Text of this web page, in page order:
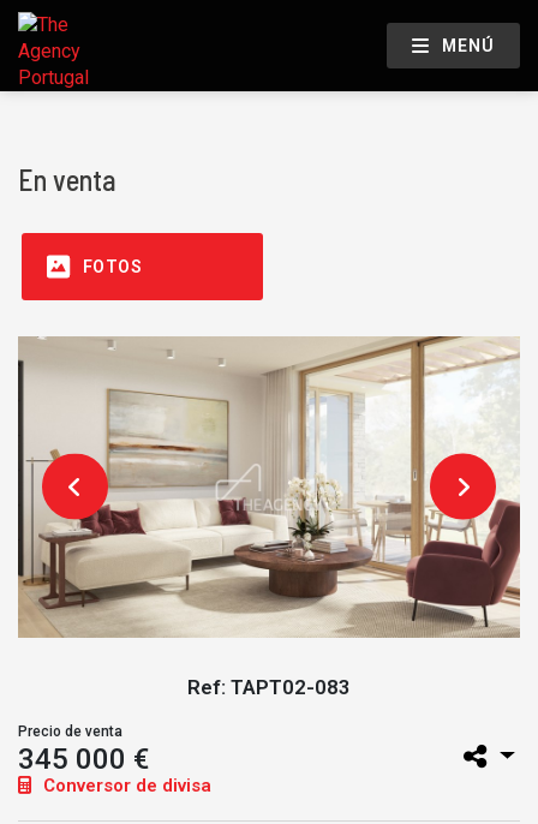
MENÚ
En venta
FOTOS
Ref: TAPT02-083
Precio de venta
345 000 €
Conversor de divisa